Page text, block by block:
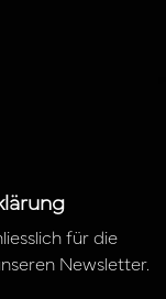
für die
Newsletter.